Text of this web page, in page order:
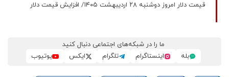
قیمت دلار امروز دوشنبه ۲۸ اردیبهشت ۱۴۰۵/ افزایش قیمت دلار
ما را در شبکه‌های اجتماعی دنبال کنید
بله
اینستاگرام تلگرام ایکس یوتیوب